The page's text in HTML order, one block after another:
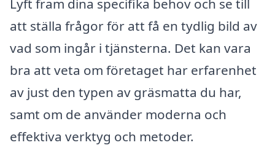
att ställa frågor för att få en tydlig bild av
vad som ingår i tjänsterna. Det kan vara
bra att veta om företaget har erfarenhet
av just den typen av gräsmatta du har,
samt om de använder moderna och
effektiva verktyg och metoder.